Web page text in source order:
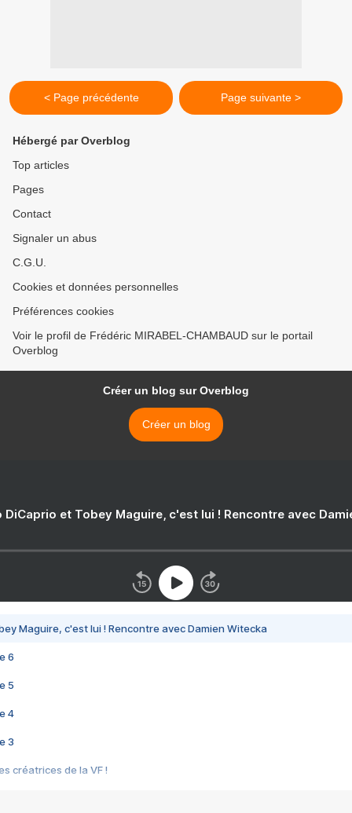
< Page précédente Page suivante >
Hébergé par Overblog
Top articles
Pages
Contact
Signaler un abus
C.G.U.
Cookies et données personnelles
Préférences cookies
Voir le profil de Frédéric MIRABEL-CHAMBAUD sur le portail
Overblog
Créer un blog sur Overblog
Créer un blog
DiCaprio et Tobey Maguire, c'est lui ! Rencontre avec
Maguire, c'est lui ! Rencontre avec Damien Witecka
6
5
4
3
créatrices de la VF !